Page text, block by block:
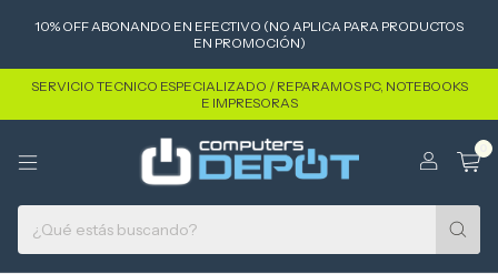
10% OFF ABONANDO EN EFECTIVO (NO APLICA PARA PRODUCTOS
EN PROMOCIÓN)
SERVICIO TECNICO ESPECIALIZADO / REPARAMOS PC, NOTEBOOKS
E IMPRESORAS